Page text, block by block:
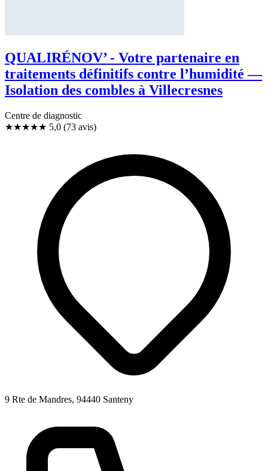
QUALIRÉNOV’ - Votre partenaire en
traitements définitifs contre l’humidité —
Isolation des combles à Villecresnes
Centre de diagnostic
★★★★★ 5,0 (73 avis)
9 Rte de Mandres, 94440 Santeny